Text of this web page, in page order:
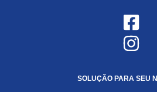
SOLUÇÃO PARA SEU